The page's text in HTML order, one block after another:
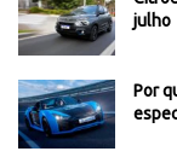
julho
Por